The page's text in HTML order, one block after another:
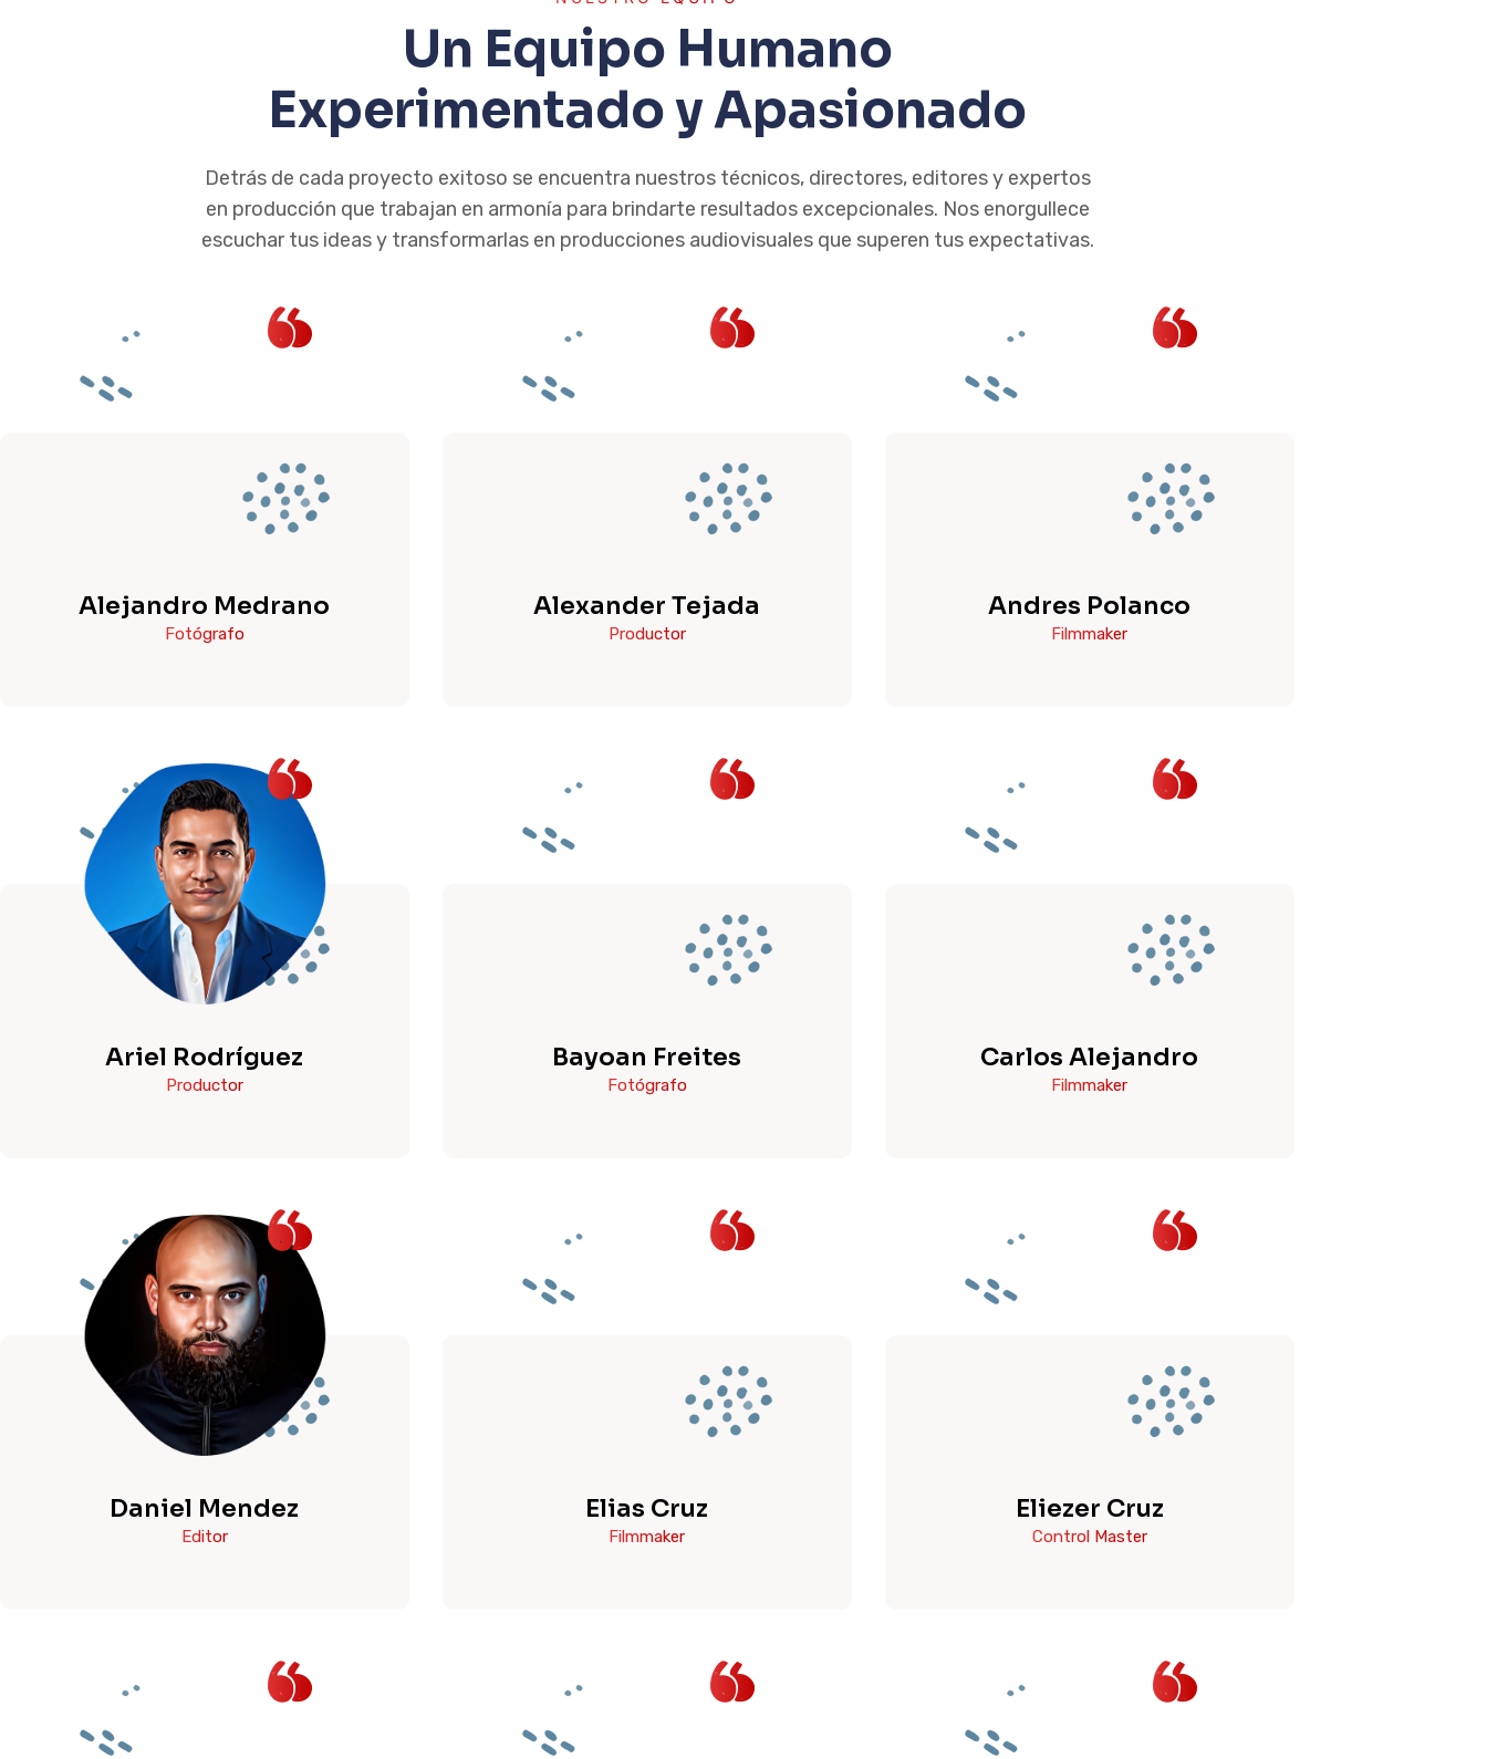
Un Equipo Humano
Experimentado y Apasionado
Detrás de cada proyecto exitoso se encuentra nuestros técnicos, directores, editores y expertos
en producción que trabajan en armonía para brindarte resultados excepcionales. Nos enorgullece
escuchar tus ideas y transformarlas en producciones audiovisuales que superen tus expectativas.
Alejandro Medrano
Fotógrafo
Alexander Tejada
Productor
Andres Polanco
Filmmaker
Ariel Rodríguez
Productor
Bayoan Freites
Fotógrafo
Carlos Alejandro
Filmmaker
Daniel Mendez
Editor
Elias Cruz
Filmmaker
Eliezer Cruz
Control Master